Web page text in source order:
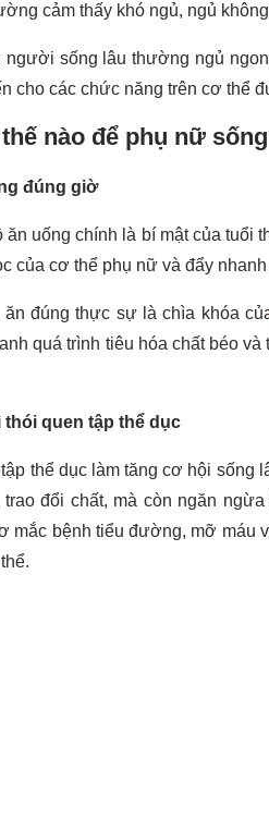
cảm thấy khó ngủ, ngủ
người sống lâu thường ngủ
cho các chức năng trên cơ thể
nào để phụ nữ
đúng giờ
ăn uống chính là bí mật của tuổi
của cơ thể phụ nữ và đẩy
ăn đúng thực sự là chìa khóa
quá trình tiêu hóa chất béo
thói quen tập thể dục
tập thể dục làm tăng cơ hội sống
đổi chất, mà còn ngăn
mắc bệnh tiểu đường, mỡ máu